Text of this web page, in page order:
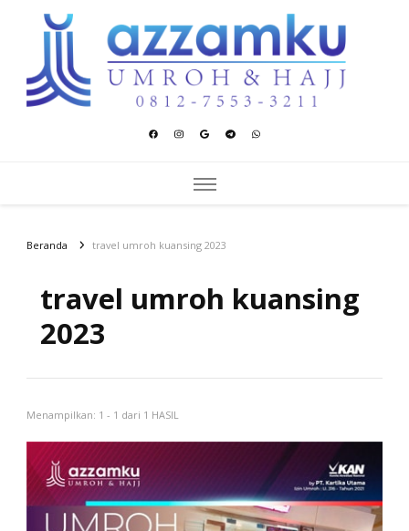
Azzamku Umroh dan Hajj
Beranda travel umroh kuansing 2023
travel umroh kuansing
2023
Menampilkan: 1 - 1 dari 1 HASIL